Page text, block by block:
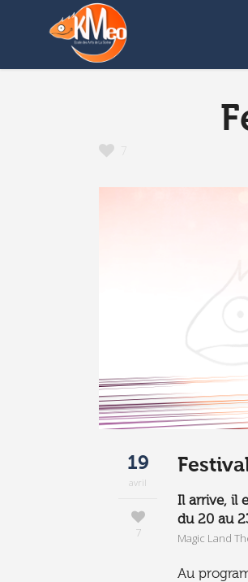
7
19
avril
7
Il arrive, il
du 20 au
Magic Land
Au